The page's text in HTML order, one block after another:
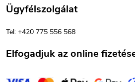
é
c
Ügyfélszolgálat
Tel: +420 775 556 568
Elfogadjuk az online